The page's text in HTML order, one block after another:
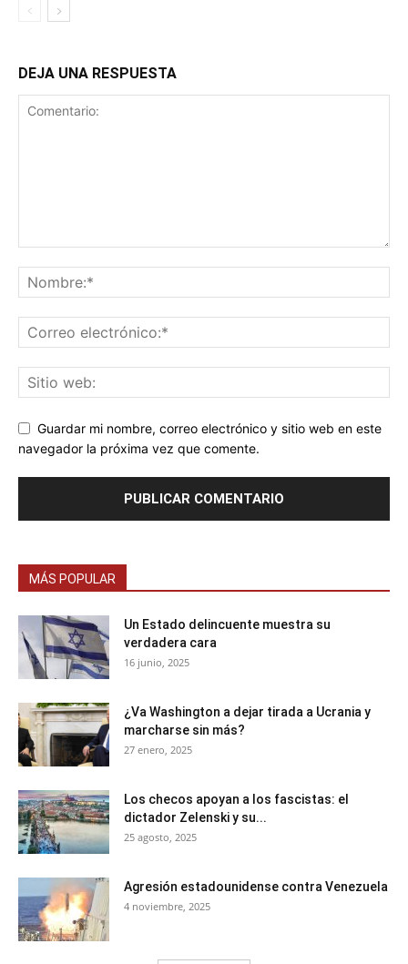
DEJA UNA RESPUESTA
Guardar mi nombre, correo electrónico y sitio web en este
navegador la próxima vez que comente.
MÁS POPULAR
Un Estado delincuente muestra su
verdadera cara
16 junio, 2025
¿Va Washington a dejar tirada a Ucrania y
marcharse sin más?
27 enero, 2025
Los checos apoyan a los fascistas: el
dictador Zelenski y su...
25 agosto, 2025
Agresión estadounidense contra Venezuela
4 noviembre, 2025